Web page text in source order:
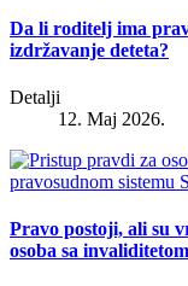
Da li roditelj ima
izdržavanje deteta?
Detalji
12. Maj 2026.
Pravo postoji, ali su
osoba sa invaliditetom